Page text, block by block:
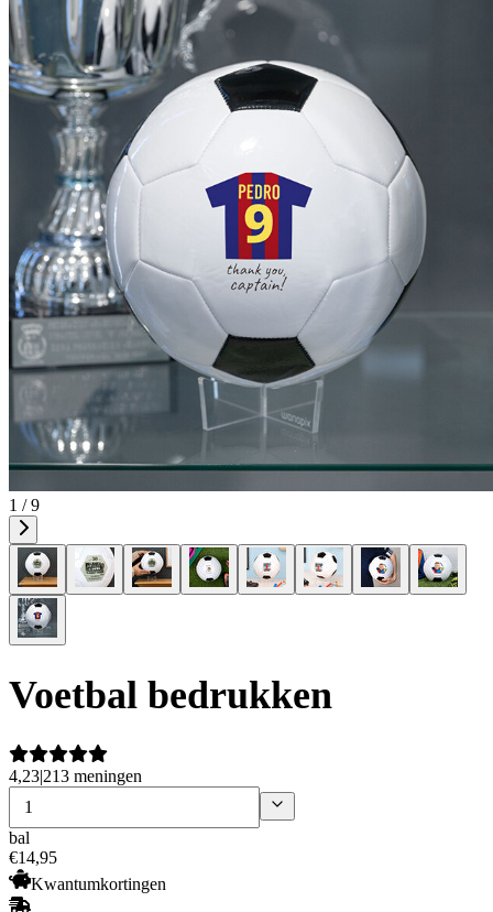
1 / 9
Voetbal bedrukken
4,23|213 meningen
bal
€14,95
Kwantumkortingen